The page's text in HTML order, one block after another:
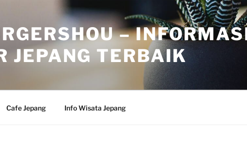
–
JEPANG TERBAIK
Cafe Jepang Info Wisata Jepang